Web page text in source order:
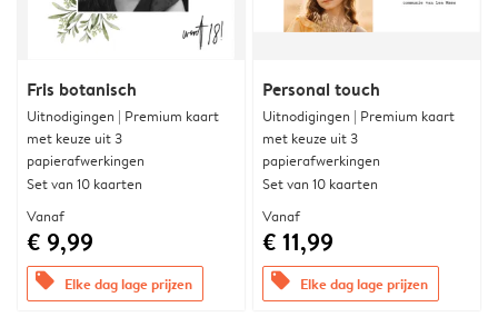
Fris botanisch
Uitnodigingen | Premium kaart
met keuze uit 3
papierafwerkingen
Set van 10 kaarten
Vanaf
€ 9,99
offers Elke dag lage prijzen
Personal touch
Uitnodigingen | Premium kaart
met keuze uit 3
papierafwerkingen
Set van 10 kaarten
Vanaf
€ 11,99
offers Elke dag lage prijzen